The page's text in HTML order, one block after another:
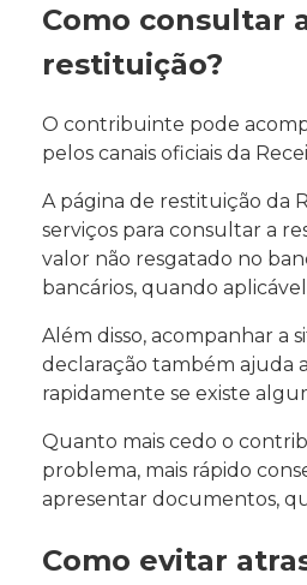
Como consultar
restituição?
O contribuinte pode
pelos canais oficiais da
A página de restituição da
serviços para consultar a
valor não resgatado no
bancários, quando
Além disso, acompanhar a
declaração também ajuda
rapidamente se existe
Quanto mais cedo o
problema, mais rápido
apresentar documentos,
Como evitar